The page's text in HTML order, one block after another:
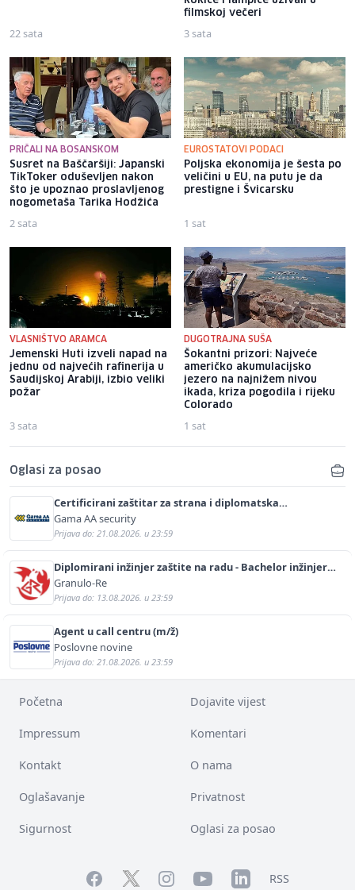
22 sata
filmskoj večeri
3 sata
PRIČALI NA BOSANSKOM
Susret na Baščaršiji: Japanski
TikToker oduševljen nakon
što je upoznao proslavljenog
nogometaša Tarika Hodžića
2 sata
EUROSTATOVI PODACI
Poljska ekonomija je šesta po
veličini u EU, na putu je da
prestigne i Švicarsku
1 sat
VLASNIŠTVO ARAMCA
Jemenski Huti izveli napad na
jednu od najvećih rafinerija u
Saudijskoj Arabiji, izbio veliki
požar
3 sata
DUGOTRAJNA SUŠA
Šokantni prizori: Najveće
američko akumulacijsko
jezero na najnižem nivou
ikada, kriza pogodila i rijeku
Colorado
1 sat
Oglasi za posao
Certificirani zaštitar za strana i diplomatska
predstavništva (m/ž)
Gama AA security
Prijava do: 21.08.2026. u 23:59
Diplomirani inžinjer zaštite na radu - Bachelor inžinjer
sigurnosti i pomoći (m/ž)
Granulo-Re
Prijava do: 13.08.2026. u 23:59
Agent u call centru (m/ž)
Poslovne novine
Prijava do: 21.08.2026. u 23:59
Početna Dojavite vijest
Impressum Komentari
Kontakt O nama
Oglašavanje Privatnost
Sigurnost Oglasi za posao
FacebookTwitterInstagramYouTubeLinkedInRSS